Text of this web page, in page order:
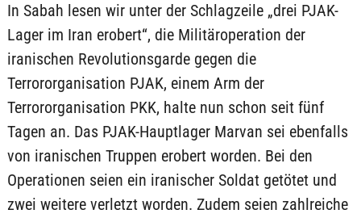
In Sabah lesen wir unter der Schlagzeile „drei PJAK-
Lager im Iran erobert“, die Militäroperation der
iranischen Revolutionsgarde gegen die
Terrororganisation PJAK, einem Arm der
Terrororganisation PKK, halte nun schon seit fünf
Tagen an. Das PJAK-Hauptlager Marvan sei ebenfalls
von iranischen Truppen erobert worden. Bei den
Operationen seien ein iranischer Soldat getötet und
zwei weitere verletzt worden. Zudem seien zahlreiche